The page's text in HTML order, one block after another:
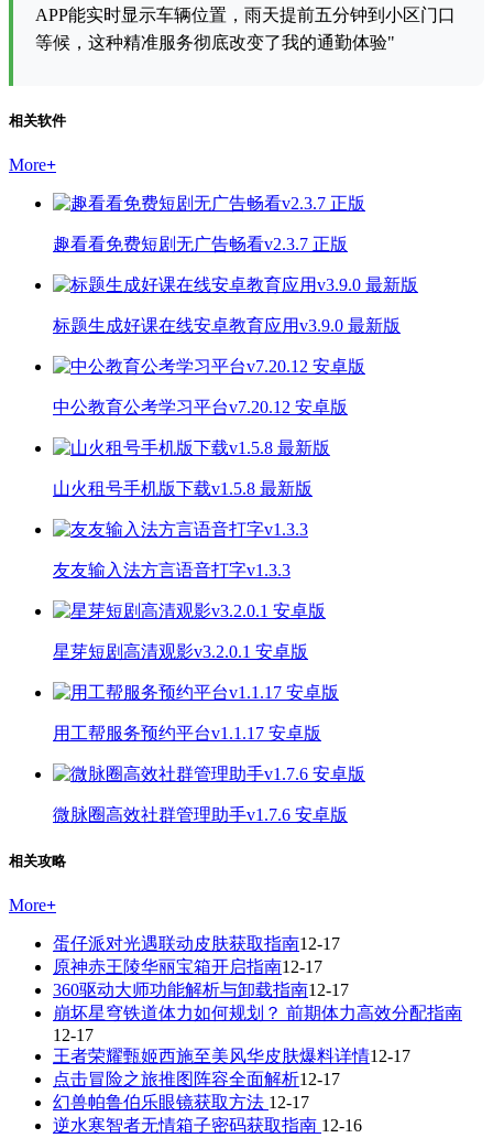
APP能实时显示车辆位置，雨天提前五分钟到小区门口
等候，这种精准服务彻底改变了我的通勤体验"
相关软件
More+
趣看看免费短剧无广告畅看v2.3.7 正版
标题生成好课在线安卓教育应用v3.9.0 最新版
中公教育公考学习平台v7.20.12 安卓版
山火租号手机版下载v1.5.8 最新版
友友输入法方言语音打字v1.3.3
星芽短剧高清观影v3.2.0.1 安卓版
用工帮服务预约平台v1.1.17 安卓版
微脉圈高效社群管理助手v1.7.6 安卓版
相关攻略
More+
蛋仔派对光遇联动皮肤获取指南12-17
原神赤王陵华丽宝箱开启指南12-17
360驱动大师功能解析与卸载指南12-17
崩坏星穹铁道体力如何规划？ 前期体力高效分配指南
12-17
王者荣耀甄姬西施至美风华皮肤爆料详情12-17
点击冒险之旅推图阵容全面解析12-17
幻兽帕鲁伯乐眼镜获取方法 12-17
逆水寒智者无情箱子密码获取指南 12-16